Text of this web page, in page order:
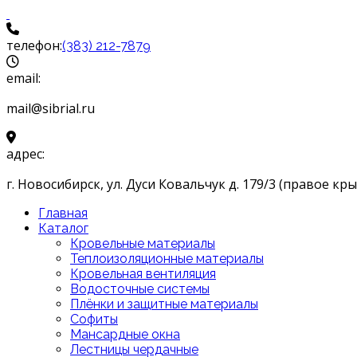
телефон:(383) 212-7879
email:
mail@sibrial.ru
адрес:
г. Новосибирск, ул. Дуси Ковальчук д. 179/3 (правое
Главная
Каталог
Кровельные материалы
Теплоизоляционные материалы
Кровельная вентиляция
Водосточные системы
Плёнки и защитные материалы
Софиты
Мансардные окна
Лестницы чердачные